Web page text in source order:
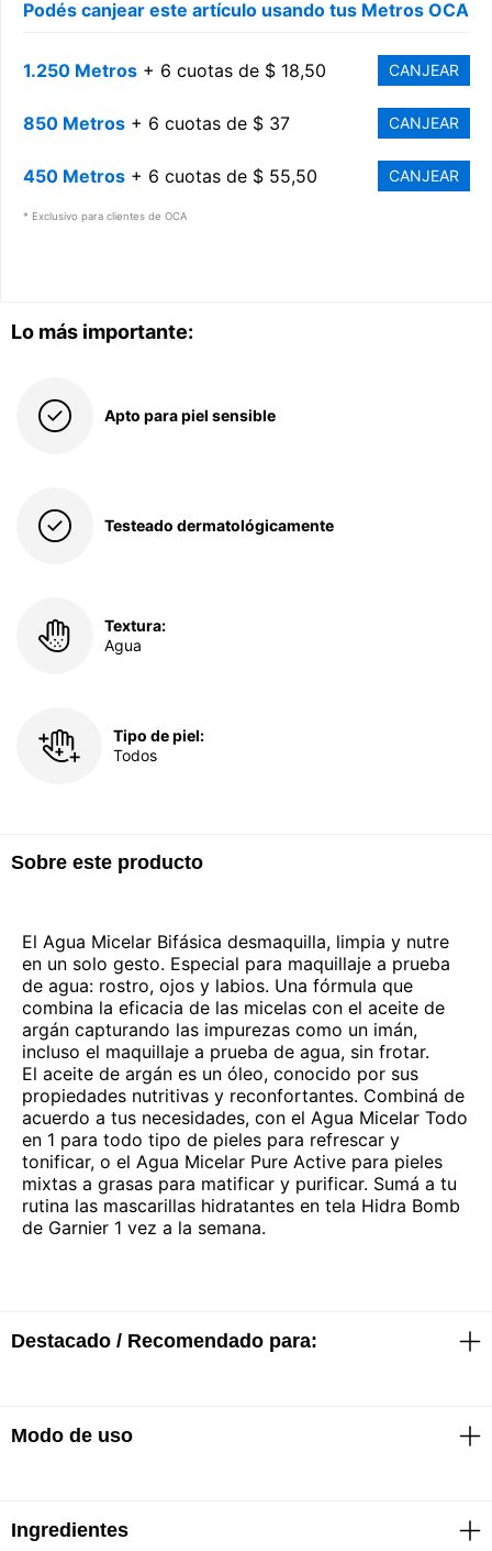
Lo más importante:
Apto para piel sensible
Testeado dermatológicamente
Textura:
Agua
Tipo de piel:
Todos
Sobre este producto
El Agua Micelar Bifásica desmaquilla, limpia y nutre
en un solo gesto. Especial para maquillaje a prueba
de agua: rostro, ojos y labios. Una fórmula que
combina la eficacia de las micelas con el aceite de
argán capturando las impurezas como un imán,
incluso el maquillaje a prueba de agua, sin frotar.
El aceite de argán es un óleo, conocido por sus
propiedades nutritivas y reconfortantes. Combiná de
acuerdo a tus necesidades, con el Agua Micelar Todo
en 1 para todo tipo de pieles para refrescar y
tonificar, o el Agua Micelar Pure Active para pieles
mixtas a grasas para matificar y purificar. Sumá a tu
rutina las mascarillas hidratantes en tela Hidra Bomb
de Garnier 1 vez a la semana.
Destacado / Recomendado para:
· Especial para maquillaje a prueba de agua
Modo de uso
conseguir un color homogéneo para una eficacia
Ingredientes
Podés canjear este artículo usando tus Metros OCA
1.250 Metros + 6 cuotas de $ 18,50 CANJEAR
850 Metros + 6 cuotas de $ 37 CANJEAR
450 Metros + 6 cuotas de $ 55,50 CANJEAR
* Exclusivo para clientes de OCA